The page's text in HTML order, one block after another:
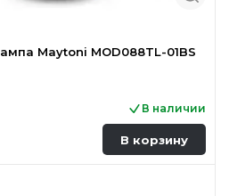
Maytoni MOD088TL-01BS
В наличии
В корзину